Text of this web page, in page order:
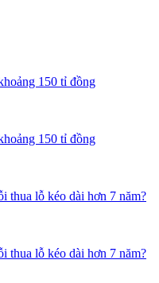
150 tỉ đồng
150 tỉ đồng
thua lỗ kéo dài hơn 7 năm?
thua lỗ kéo dài hơn 7 năm?